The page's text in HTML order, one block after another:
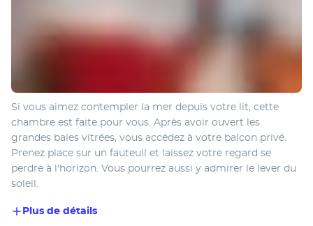
Si vous aimez contempler la mer depuis votre lit, cette
chambre est faite pour vous. Après avoir ouvert les
grandes baies vitrées, vous accédez à votre balcon privé.
Prenez place sur un fauteuil et laissez votre regard se
perdre à l'horizon. Vous pourrez aussi y admirer le lever du
soleil.
Plus de détails